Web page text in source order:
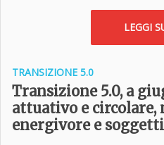
LEGGI
TRANSIZIONE 5­.0
Transizione 5.0, a
attuativo e
energivore e